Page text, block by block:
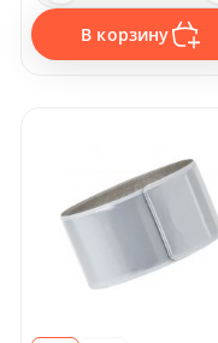
В корзину